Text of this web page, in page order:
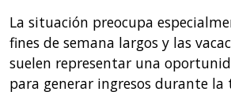
La situación preocupa
fines de semana largos y las
suelen representar una
para generar ingresos durante la